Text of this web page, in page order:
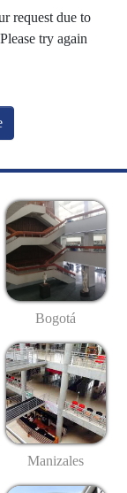
request due to
try again
Bogotá
Manizales